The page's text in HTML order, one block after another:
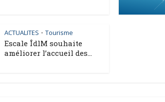
ACTUALITES • Tourisme
Escale ÎdlM souhaite
améliorer l’accueil des...